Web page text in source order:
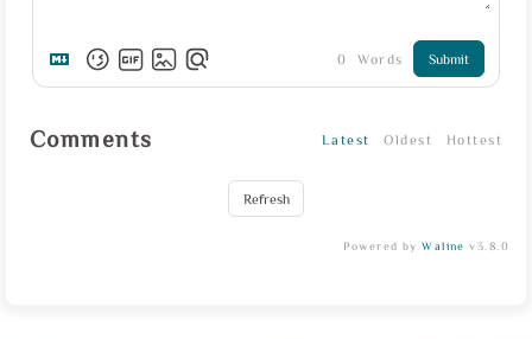
0 Words Submit
Comments Latest Oldest Hottest
Refresh
Powered byWaline v3.8.0